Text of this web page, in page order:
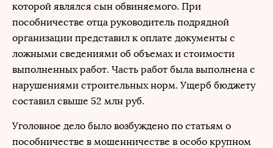
которой являлся сын обвиняемого. При
пособничестве отца руководитель подрядной
организации представил к оплате документы с
ложными сведениями об объемах и стоимости
выполненных работ. Часть работ была выполнена с
нарушениями строительных норм. Ущерб бюджету
составил свыше 52 млн руб.
Уголовное дело было возбуждено по статьям о
пособничестве в мошенничестве в особо крупном